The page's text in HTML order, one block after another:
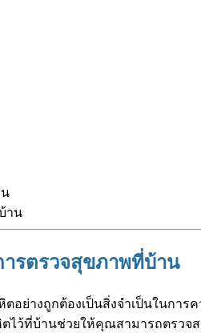
รตรวจสุขภาพที่บ้าน
ย่างถูกต้องเป็นสิ่งจำเป็นในกา
ว้ที่บ้านช่วยให้คุณสามารถตรวจ